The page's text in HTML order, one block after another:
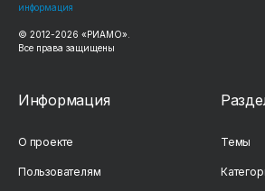
информация
© 2012-2026 «РИАМО».
Все права защищены
Информация
О проекте
Пользователям
Темы